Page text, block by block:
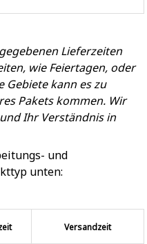
Lieferzeiten
wie Feiertagen, oder
Gebiete kann es zu
Pakets kommen. Wir
Ihr Verständnis in
und
unten:
Versandzeit